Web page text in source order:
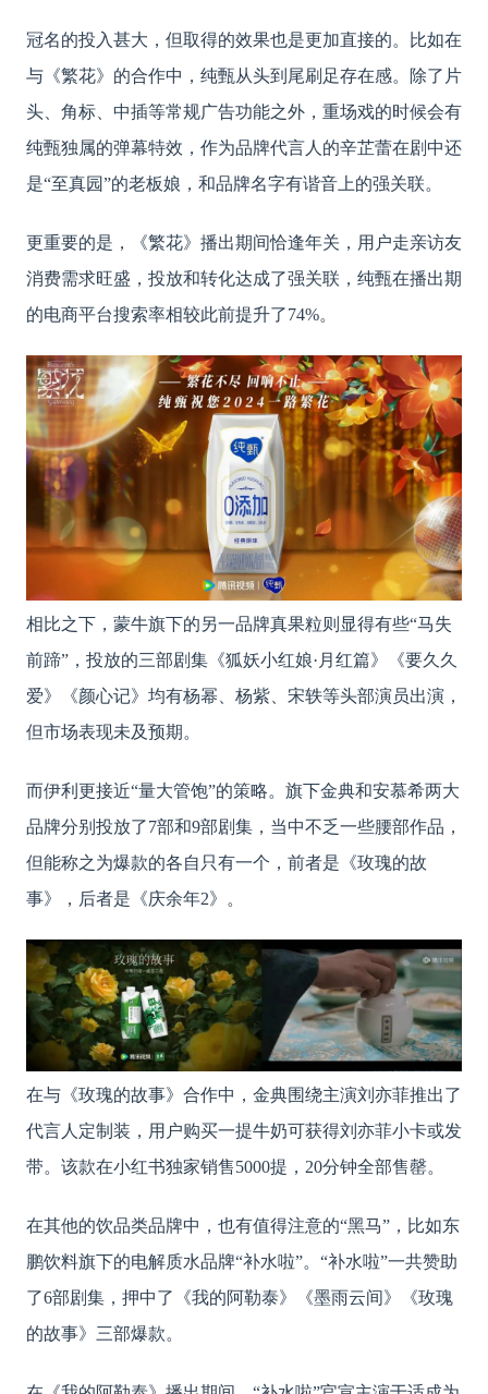
冠名的投入甚大，但取得的效果也是更加直接的。比如在
与《繁花》的合作中，纯甄从头到尾刷足存在感。除了片
头、角标、中插等常规广告功能之外，重场戏的时候会有
纯甄独属的弹幕特效，作为品牌代言人的辛芷蕾在剧中还
是“至真园”的老板娘，和品牌名字有谐音上的强关联。
更重要的是，《繁花》播出期间恰逢年关，用户走亲访友
消费需求旺盛，投放和转化达成了强关联，纯甄在播出期
的电商平台搜索率相较此前提升了74%。
相比之下，蒙牛旗下的另一品牌真果粒则显得有些“马失
前蹄”，投放的三部剧集《狐妖小红娘·月红篇》《要久久
爱》《颜心记》均有杨幂、杨紫、宋轶等头部演员出演，
但市场表现未及预期。
而伊利更接近“量大管饱”的策略。旗下金典和安慕希两大
品牌分别投放了7部和9部剧集，当中不乏一些腰部作品，
但能称之为爆款的各自只有一个，前者是《玫瑰的故
事》，后者是《庆余年2》。
在与《玫瑰的故事》合作中，金典围绕主演刘亦菲推出了
代言人定制装，用户购买一提牛奶可获得刘亦菲小卡或发
带。该款在小红书独家销售5000提，20分钟全部售罄。
在其他的饮品类品牌中，也有值得注意的“黑马”，比如东
鹏饮料旗下的电解质水品牌“补水啦”。“补水啦”一共赞助
了6部剧集，押中了《我的阿勒泰》《墨雨云间》《玫瑰
的故事》三部爆款。